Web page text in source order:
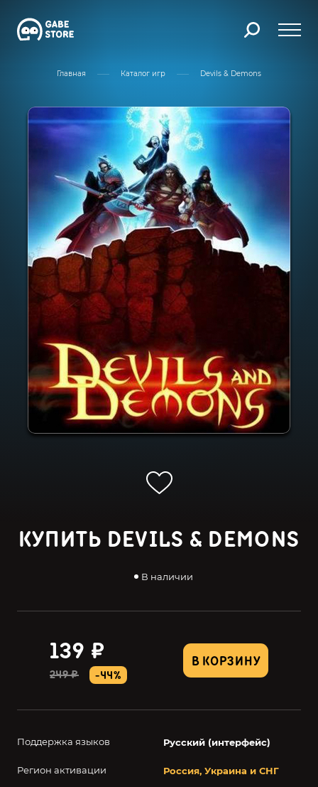
Главная Каталог игр Devils & Demons
КУПИТЬ DEVILS & DEMONS
В наличии
В КОРЗИНУ
139 ₽
249 ₽ -44%
Поддержка языков Русский (интерфейс)
Регион активации Россия, Украина и СНГ